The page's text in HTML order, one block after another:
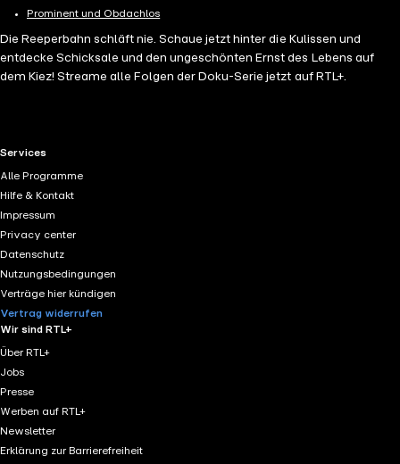
Prominent und Obdachlos
Die Reeperbahn schläft nie. Schaue jetzt hinter die Kulissen und
entdecke Schicksale und den ungeschönten Ernst des Lebens auf
dem Kiez! Streame alle Folgen der Doku-Serie jetzt auf RTL+.
RTL+ useful links.
Services
Alle Programme
Hilfe & Kontakt
Impressum
Privacy center
Datenschutz
Nutzungsbedingungen
Verträge hier kündigen
Vertrag widerrufen
Wir sind RTL+
Über RTL+
Jobs
Presse
Werben auf RTL+
Newsletter
Erklärung zur Barrierefreiheit